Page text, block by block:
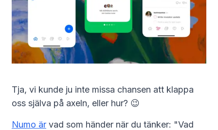
Tja, vi kunde ju inte missa chansen att klappa
oss själva på axeln, eller hur? 😉
Numo är vad som händer när du tänker: "Vad